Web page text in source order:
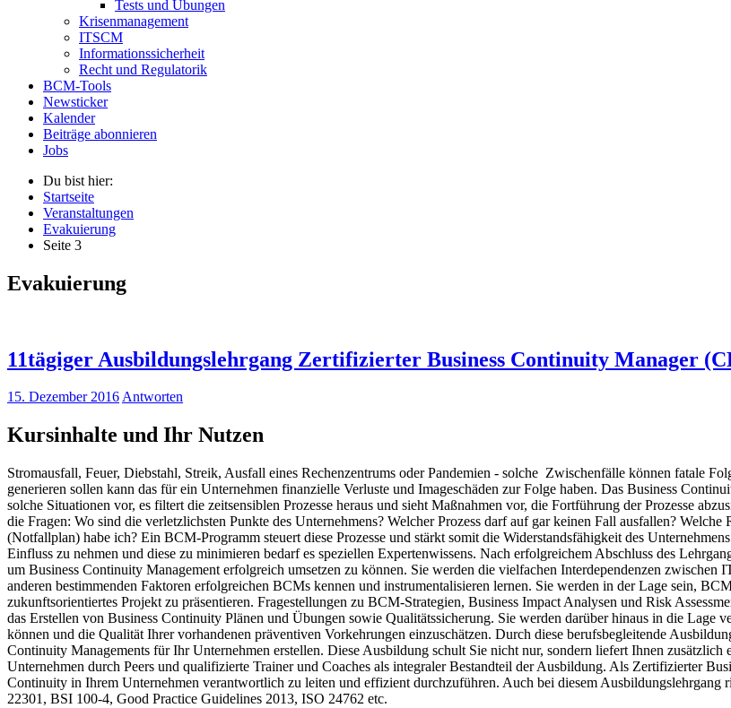
Tests und Übungen
Krisenmanagement
ITSCM
Informationssicherheit
Recht und Regulatorik
BCM-Tools
Newsticker
Kalender
Beiträge abonnieren
Jobs
Du bist hier:
Startseite
Veranstaltungen
Evakuierung
Seite 3
Evakuierung
11tägiger Ausbildungslehrgang Zertifizierter Business Continuity Manager
15. Dezember 2016Antworten
Kursinhalte und Ihr Nutzen
Stromausfall, Feuer, Diebstahl, Streik, Ausfall eines Rechenzentrums oder Pandemien - solche Zwischenfälle können fatale
generieren sollen kann das für ein Unternehmen finanzielle Verluste und Imageschäden zur Folge haben. Das Business
solche Situationen vor, es filtert die zeitsensiblen Prozesse heraus und sieht Maßnahmen vor, die Fortführung der Prozesse
die Fragen: Wo sind die verletzlichsten Punkte des Unternehmens? Welcher Prozess darf auf gar keinen Fall ausfallen?
(Notfallplan) habe ich? Ein BCM-Programm steuert diese Prozesse und stärkt somit die Widerstandsfähigkeit des
Einfluss zu nehmen und diese zu minimieren bedarf es speziellen Expertenwissens. Nach erfolgreichem Abschluss des
um Business Continuity Management erfolgreich umsetzen zu können. Sie werden die vielfachen Interdependenzen zwischen
anderen bestimmenden Faktoren erfolgreichen BCMs kennen und instrumentalisieren lernen. Sie werden in der Lage sein,
zukunftsorientiertes Projekt zu präsentieren. Fragestellungen zu BCM-Strategien, Business Impact Analysen und Risk
das Erstellen von Business Continuity Plänen und Übungen sowie Qualitätssicherung. Sie werden darüber hinaus in die Lage
können und die Qualität Ihrer vorhandenen präventiven Vorkehrungen einzuschätzen. Durch diese berufsbegleitende
Continuity Managements für Ihr Unternehmen erstellen. Diese Ausbildung schult Sie nicht nur, sondern liefert Ihnen
Unternehmen durch Peers und qualifizierte Trainer und Coaches als integraler Bestandteil der Ausbildung. Als Zertifizierter
Continuity in Ihrem Unternehmen verantwortlich zu leiten und effizient durchzuführen. Auch bei diesem
22301, BSI 100-4, Good Practice Guidelines 2013, ISO 24762 etc.